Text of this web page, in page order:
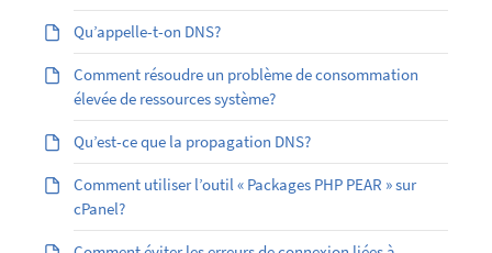
Qu’appelle-t-on DNS?
Comment résoudre un problème de consommation
élevée de ressources système?
Qu’est-ce que la propagation DNS?
Comment utiliser l’outil « Packages PHP PEAR » sur
cPanel?